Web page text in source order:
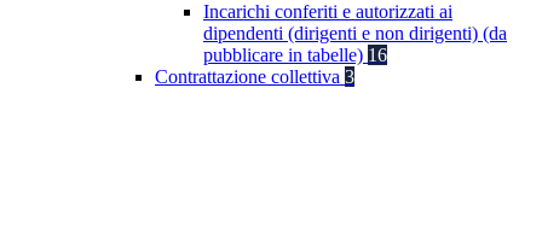
Incarichi conferiti e autorizzati ai
dipendenti (dirigenti e non dirigenti) (da
pubblicare in tabelle) 16
Contrattazione collettiva 3